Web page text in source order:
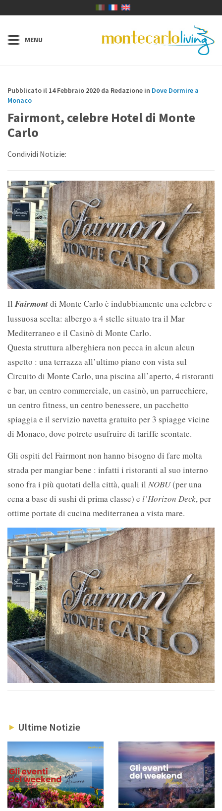
Pubblicato il 14 Febbraio 2020 da Redazione in Dove Dormire a
Monaco
Fairmont, celebre Hotel di Monte
Carlo
Condividi Notizie:
Il Fairmontdi Monte Carlo è indubbiamente una celebre e
lussuosa scelta: albergo a 4 stelle situato tra il Mar
Mediterraneo e il Casinò di Monte Carlo.
Questa struttura alberghiera non pecca in alcun alcun
aspetto : una terrazza all’ultimo piano con vista sul
Circuito di Monte Carlo, una piscina all’aperto, 4 ristoranti
e bar, un centro commerciale, un casinò, un parrucchiere,
un centro fitness, un centro benessere, un pacchetto
spiaggia e il servizio navetta gratuito per 3 spiagge vicine
di Monaco, dove potrete usufruire di tariffe scontate.
Gli ospiti del Fairmont non hanno bisogno di fare molta
strada per mangiar bene : infatti i ristoranti al suo interno
sono fra i più quotati della città, quali il NOBU(per una
cena a base di sushi di prima classe) e l’Horizon Deck, per
ottime portate di cucina mediterranea a vista mare.
Ultime Notizie